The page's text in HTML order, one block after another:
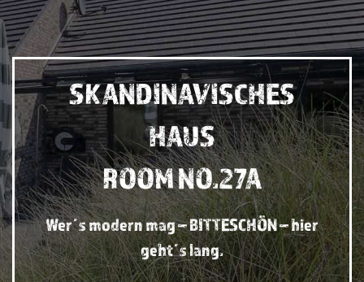
SKANDINAVISCHES
HAUS
ROOM NO.27A
Wer´s modern mag – BITTESCHÖN – hier
geht´s lang.